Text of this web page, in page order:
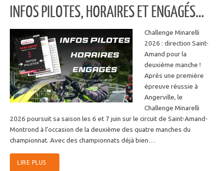
INFOS PILOTES, HORAIRES ET ENGAGÉS…
Challenge Minarelli
2026 : direction Saint-
Amand pour la
deuxième manche !
Après une première
épreuve réussie à
Angerville, le
Challenge Minarelli
2026 poursuit sa saison les 6 et 7 juin sur le circuit de Saint-Amand-
Montrond à l’occasion de la deuxième des quatre manches du
championnat. Avec des championnats déjà bien…
LIRE PLUS